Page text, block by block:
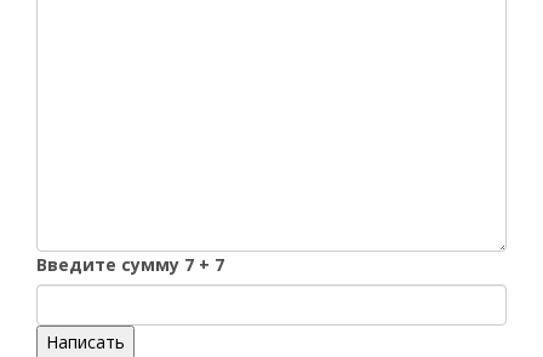
Введите сумму 7 + 7
Написать